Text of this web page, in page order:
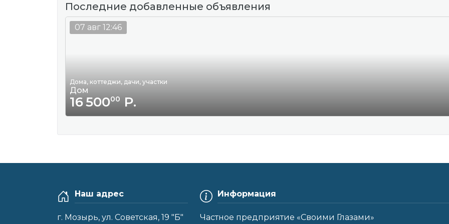
Последние добавленные объявления
Дома, коттеджи, дачи, участки
Дом
16 50000Р.
07 авг 12:46
Наш адрес
г. Мозырь, ул. Советская, 19 "Б"
Информация
Частное предприятие «Своими Глазами»